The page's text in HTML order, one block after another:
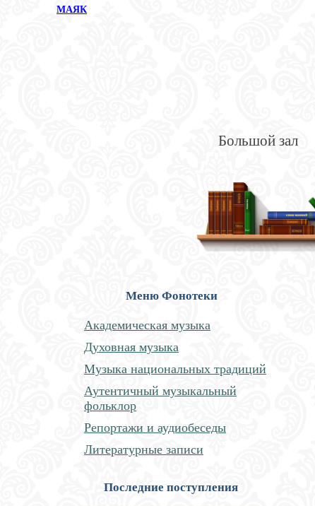
МАЯК
Большой зал
Меню Фонотеки
Академическая музыка
Духовная музыка
Музыка национальных традиций
Аутентичный музыкальный
фольклор
Репортажи и аудиобеседы
Литературные записи
Последние поступления